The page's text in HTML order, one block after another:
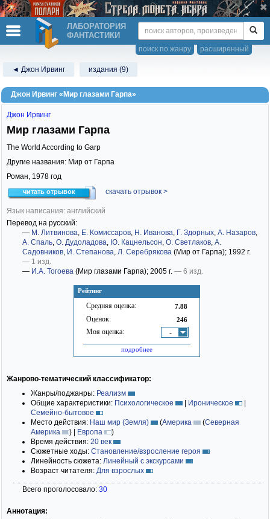
ЛАБОРАТОРИЯ
ФАНТАСТИКИ
расширенный
поиск по жанру
◄ Джон Ирвинг издания (9)
Джон Ирвинг «Мир глазами Гарпа»
Рейтинг
Средняя оценка: 7.88
Оценок: 246
Моя оценка: -
подробнее
Джон Ирвинг
Мир глазами Гарпа
The World According to Garp
Другие названия: Мир от Гарпа
Роман, 1978 год
читать отрывок скачать отрывок >
Язык написания: английский
Перевод на русский:
— М. Литвинова, Е. Комиссаров, Н. Иванова, Г. Здорных, А. Назаров,
А. Спаль, О. Дудоладова, Ю. Кацнельсон, О. Светлаков, А.
Садовников, И. Степанова, Л. Серебрякова (Мир от Гарпа); 1992 г.
— 1 изд.
— И.А. Тогоева (Мир глазами Гарпа); 2005 г. — 6 изд.
Жанрово-тематический классификатор:
Жанры/поджанры: Реализм
Общие характеристики: Психологическое | Ироническое
|
Семейно-бытовое
Место действия: Наш мир (Земля) (Америка (Северная
Америка
) | Европа
)
Время действия: 20 век
Сюжетные ходы: Становление/взросление героя
Линейность сюжета: Линейный с экскурсами
Возраст читателя: Для взрослых
Всего проголосовало: 30
Аннотация: